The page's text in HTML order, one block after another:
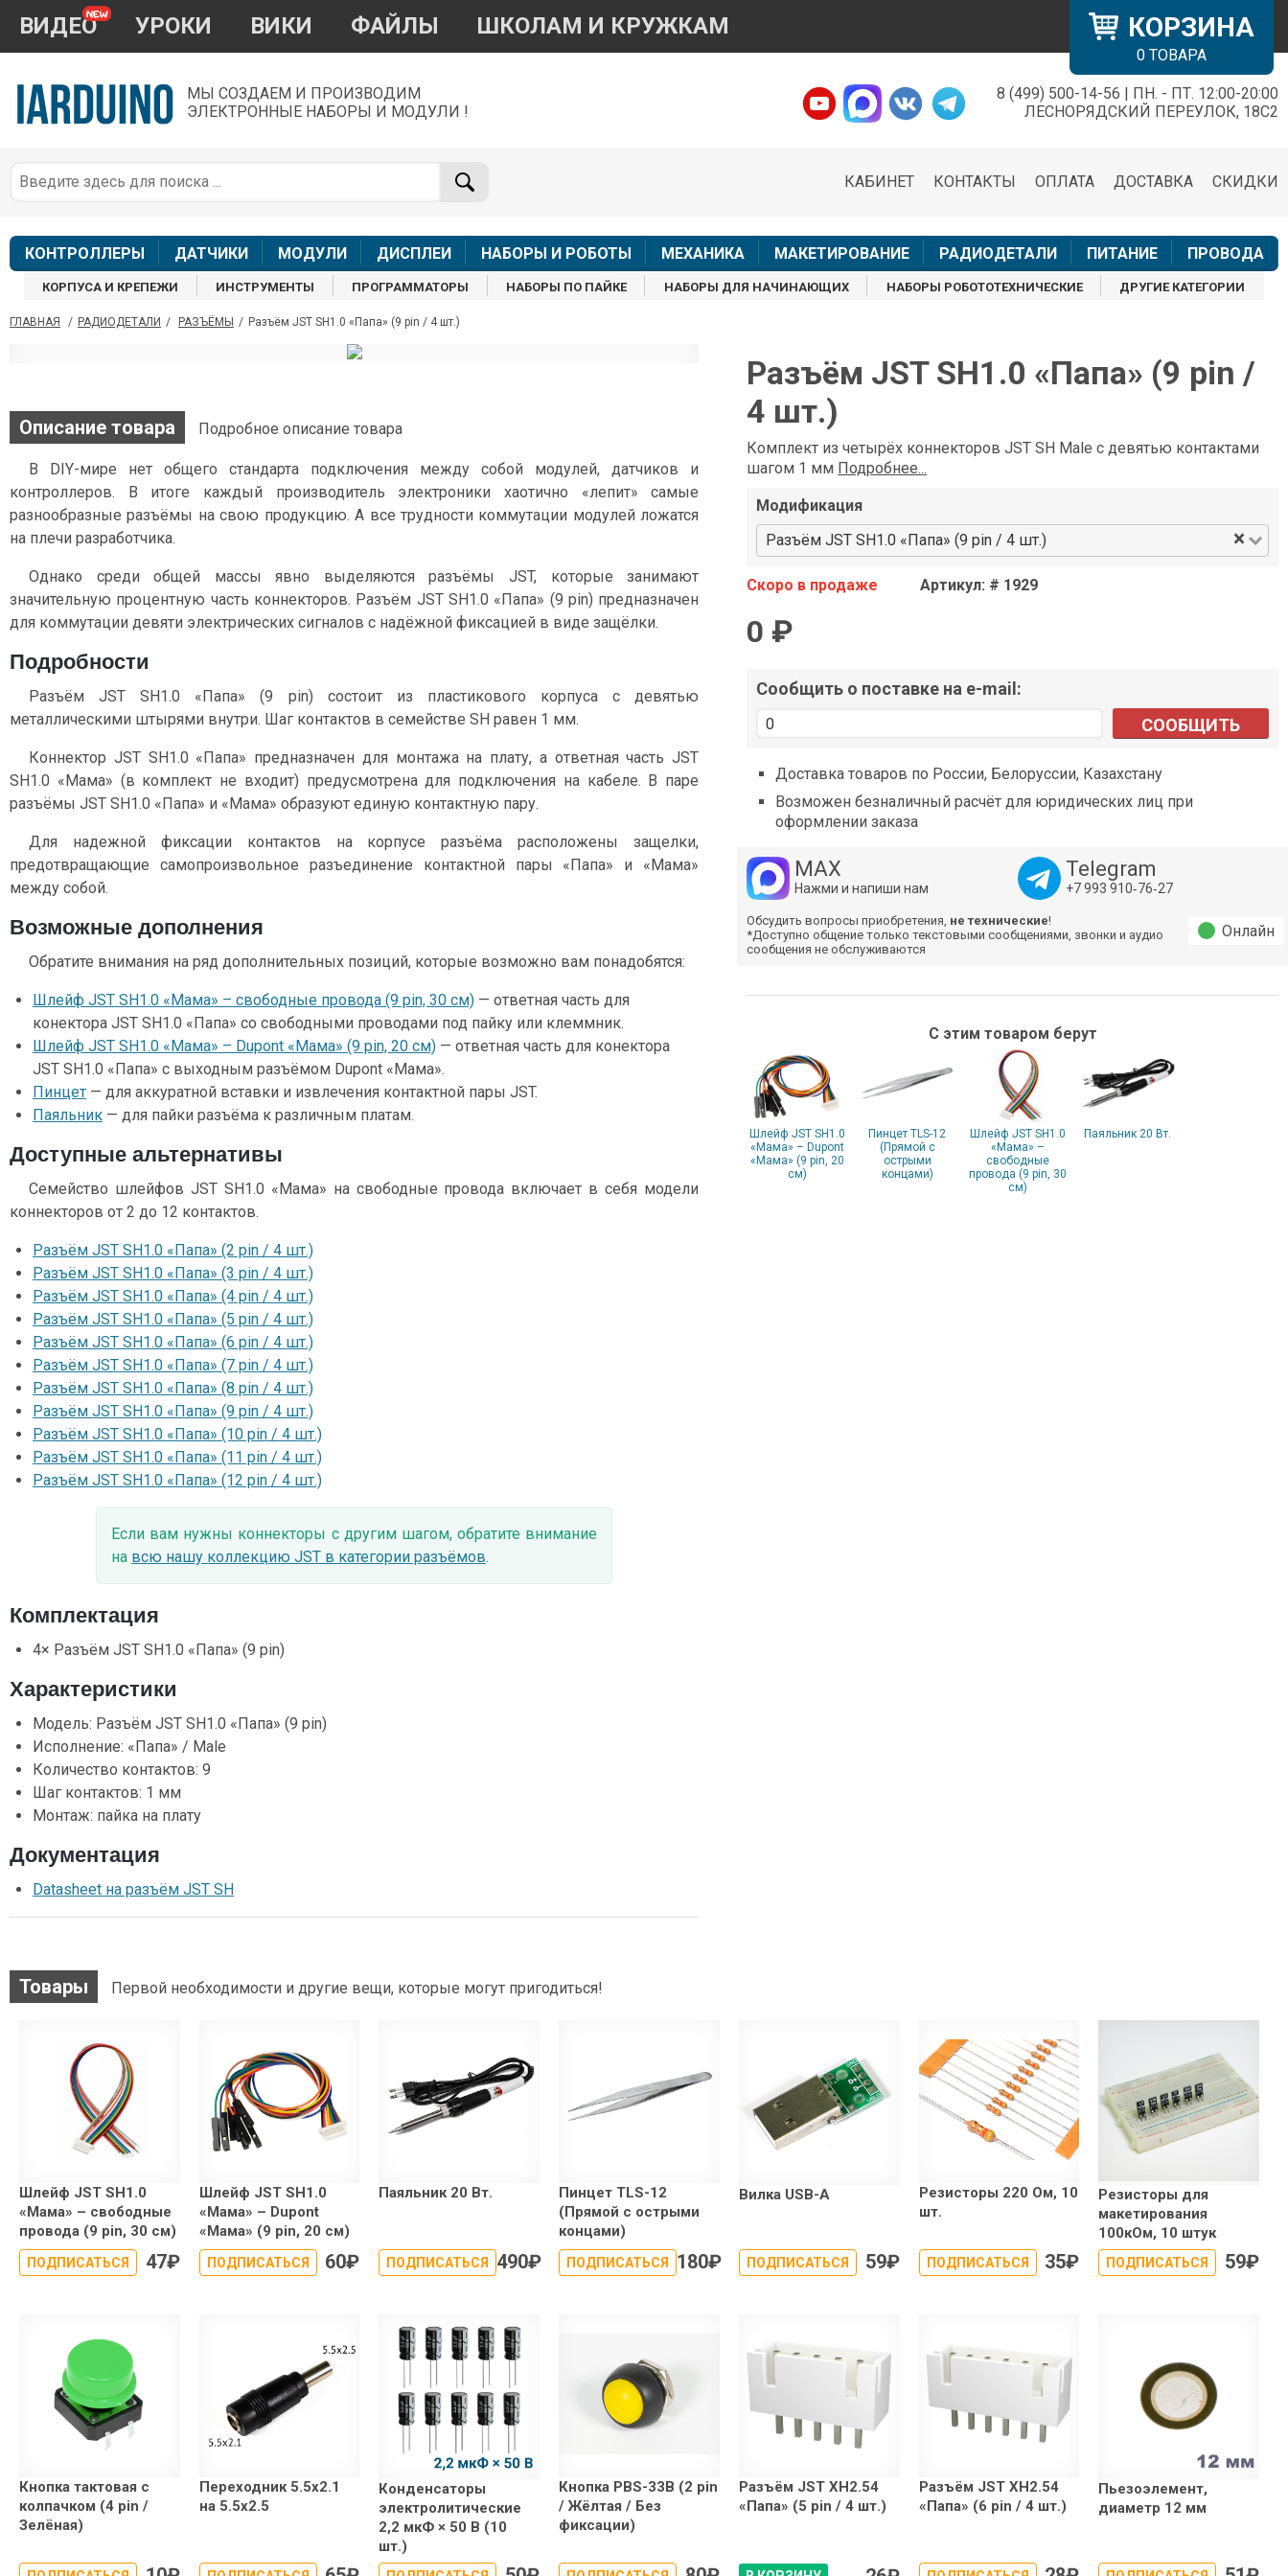
КОРЗИНА
0 ТОВАРА
ВИДЕО УРОКИ ВИКИ ФАЙЛЫ ШКОЛАМ И КРУЖКАМ
МЫ СОЗДАЕМ И ПРОИЗВОДИМ
ЭЛЕКТРОННЫЕ НАБОРЫ И МОДУЛИ !
8 (499) 500-14-56 | ПН. - ПТ. 12:00-20:00
ЛЕСНОРЯДСКИЙ ПЕРЕУЛОК, 18С2
СКИДКИ
ДОСТАВКА
ОПЛАТА
КОНТАКТЫ
КАБИНЕТ
КОНТРОЛЛЕРЫ ДАТЧИКИ МОДУЛИ ДИСПЛЕИ НАБОРЫ И РОБОТЫ МЕХАНИКА МАКЕТИРОВАНИЕ РАДИОДЕТАЛИ ПИТАНИЕ ПРОВОДА
КОРПУСА И КРЕПЕЖИ ИНСТРУМЕНТЫ ПРОГРАММАТОРЫ НАБОРЫ ПО ПАЙКЕ НАБОРЫ ДЛЯ НАЧИНАЮЩИХ НАБОРЫ РОБОТОТЕХНИЧЕСКИЕ ДРУГИЕ КАТЕГОРИИ
ГЛАВНАЯ / РАДИОДЕТАЛИ / РАЗЪЁМЫ / Разъём JST SH1.0 «Папа» (9 pin / 4 шт.)
Разъём JST SH1.0 «Папа» (9 pin /
4 шт.)
Комплект из четырёх коннекторов JST SH Male с девятью контактами
шагом 1 мм Подробнее...
Модификация
Разъём JST SH1.0 «Папа» (9 pin / 4 шт.)
×
Скоро в продаже Артикул: # 1929
0 ₽
Сообщить о поставке на e-mail:
СООБЩИТЬ
Доставка товаров по России, Белоруссии, Казахстану
Возможен безналичный расчёт для юридических лиц при
оформлении заказа
MAX
Нажми и напиши нам
Telegram
+7 993 910‑76‑27
Обсудить вопросы приобретения, не технические!
*Доступно общение только текстовыми сообщениями, звонки и аудио
сообщения не обслуживаются
Онлайн
С этим товаром берут
Шлейф JST SH1.0
«Мама» – Dupont
«Мама» (9 pin, 20
см)
Пинцет TLS-12
(Прямой с
острыми
концами)
Шлейф JST SH1.0
«Мама» –
свободные
провода (9 pin, 30
см)
Паяльник 20 Вт.
Описание товара Подробное описание товара
В DIY-мире нет общего стандарта подключения между собой модулей, датчиков и
контроллеров. В итоге каждый производитель электроники хаотично «лепит» самые
разнообразные разъёмы на свою продукцию. А все трудности коммутации модулей ложатся
на плечи разработчика.
Однако среди общей массы явно выделяются разъёмы JST, которые занимают
значительную процентную часть коннекторов. Разъём JST SH1.0 «Папа» (9 pin) предназначен
для коммутации девяти электрических сигналов c надёжной фиксацией в виде защёлки.
Подробности
Разъём JST SH1.0 «Папа» (9 pin) состоит из пластикового корпуса с девятью
металлическими штырями внутри. Шаг контактов в семействе SH равен 1 мм.
Коннектор JST SH1.0 «Папа» предназначен для монтажа на плату, а ответная часть JST
SH1.0 «Мама» (в комплект не входит) предусмотрена для подключения на кабеле. В паре
разъёмы JST SH1.0 «Папа» и «Мама» образуют единую контактную пару.
Для надежной фиксации контактов на корпусе разъёма расположены защелки,
предотвращающие самопроизвольное разъединение контактной пары «Папа» и «Мама»
между собой.
Возможные дополнения
Обратите внимания на ряд дополнительных позиций, которые возможно вам понадобятся:
Шлейф JST SH1.0 «Мама» – свободные провода (9 pin, 30 см) — ответная часть для
конектора JST SH1.0 «Папа» со свободными проводами под пайку или клеммник.
Шлейф JST SH1.0 «Мама» – Dupont «Мама» (9 pin, 20 см) — ответная часть для конектора
JST SH1.0 «Папа» с выходным разъёмом Dupont «Мама».
Пинцет — для аккуратной вставки и извлечения контактной пары JST.
Паяльник — для пайки разъёма к различным платам.
Доступные альтернативы
Семейство шлейфов JST SH1.0 «Мама» на свободные провода включает в себя модели
коннекторов от 2 до 12 контактов.
Разъём JST SH1.0 «Папа» (2 pin / 4 шт.)
Разъём JST SH1.0 «Папа» (3 pin / 4 шт.)
Разъём JST SH1.0 «Папа» (4 pin / 4 шт.)
Разъём JST SH1.0 «Папа» (5 pin / 4 шт.)
Разъём JST SH1.0 «Папа» (6 pin / 4 шт.)
Разъём JST SH1.0 «Папа» (7 pin / 4 шт.)
Разъём JST SH1.0 «Папа» (8 pin / 4 шт.)
Разъём JST SH1.0 «Папа» (9 pin / 4 шт.)
Разъём JST SH1.0 «Папа» (10 pin / 4 шт.)
Разъём JST SH1.0 «Папа» (11 pin / 4 шт.)
Разъём JST SH1.0 «Папа» (12 pin / 4 шт.)
Если вам нужны коннекторы с другим шагом, обратите внимание
на всю нашу коллекцию JST в категории разъёмов.
Комплектация
4× Разъём JST SH1.0 «Папа» (9 pin)
Характеристики
Модель: Разъём JST SH1.0 «Папа» (9 pin)
Исполнение: «Папа» / Male
Количество контактов: 9
Шаг контактов: 1 мм
Монтаж: пайка на плату
Документация
Datasheet на разъём JST SH
Товары Первой необходимости и другие вещи, которые могут пригодиться!
Шлейф JST SH1.0
«Мама» – свободные
провода (9 pin, 30 см)
ПОДПИСАТЬСЯ 47₽
Шлейф JST SH1.0
«Мама» – Dupont
«Мама» (9 pin, 20 см)
ПОДПИСАТЬСЯ 60₽
Паяльник 20 Вт.
ПОДПИСАТЬСЯ 490₽
Пинцет TLS-12
(Прямой с острыми
концами)
ПОДПИСАТЬСЯ 180₽
Вилка USB-A
ПОДПИСАТЬСЯ 59₽
Резисторы 220 Ом, 10
шт.
ПОДПИСАТЬСЯ 35₽
Резисторы для
макетирования
100кОм, 10 штук
ПОДПИСАТЬСЯ 59₽
Кнопка тактовая с
колпачком (4 pin /
Зелёная)
Переходник 5.5x2.1
на 5.5x2.5
Конденсаторы
электролитические
2,2 мкФ × 50 В (10
шт.)
Кнопка PBS-33B (2 pin
/ Жёлтая / Без
фиксации)
Разъём JST XH2.54
«Папа» (5 pin / 4 шт.)
Разъём JST XH2.54
«Папа» (6 pin / 4 шт.)
Пьезоэлемент,
диаметр 12 мм
×
По вопросам приобретения товара
+7 968 454 17 38
звонки и аудио сообщения не обслуживаются
Менеджер
shop@iarduino.ru
Менеджер
8 (499) 500-14-56